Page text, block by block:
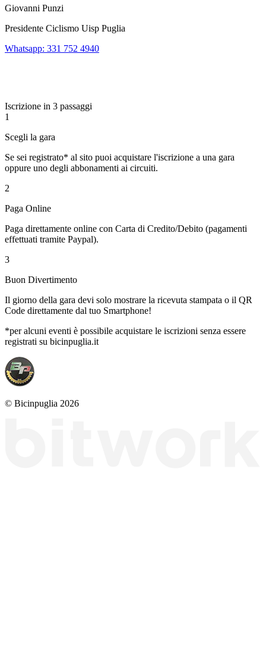
Giovanni Punzi
Presidente Ciclismo Uisp Puglia
Whatsapp: 331 752 4940
Iscrizione in 3 passaggi
1
Scegli la gara
Se sei registrato* al sito puoi acquistare l'iscrizione a una gara
oppure uno degli abbonamenti ai circuiti.
2
Paga Online
Paga direttamente online con Carta di Credito/Debito (pagamenti
effettuati tramite Paypal).
3
Buon Divertimento
Il giorno della gara devi solo mostrare la ricevuta stampata o il QR
Code direttamente dal tuo Smartphone!
*per alcuni eventi è possibile acquistare le iscrizioni senza essere
registrati su bicinpuglia.it
© Bicinpuglia 2026